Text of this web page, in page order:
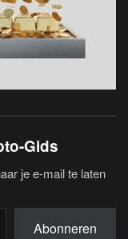
Gids
je e-mail te laten
Abonneren